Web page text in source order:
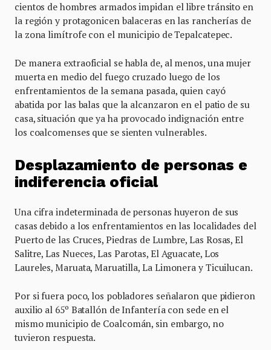
cientos de hombres armados impidan el libre tránsito en
la región y protagonicen balaceras en las rancherías de
la zona limítrofe con el municipio de Tepalcatepec.
De manera extraoficial se habla de, al menos, una mujer
muerta en medio del fuego cruzado luego de los
enfrentamientos de la semana pasada, quien cayó
abatida por las balas que la alcanzaron en el patio de su
casa, situación que ya ha provocado indignación entre
los coalcomenses que se sienten vulnerables.
Desplazamiento de personas e
indiferencia oficial
Una cifra indeterminada de personas huyeron de sus
casas debido a los enfrentamientos en las localidades del
Puerto de las Cruces, Piedras de Lumbre, Las Rosas, El
Salitre, Las Nueces, Las Parotas, El Aguacate, Los
Laureles, Maruata, Maruatilla, La Limonera y Ticuilucan.
Por si fuera poco, los pobladores señalaron que pidieron
auxilio al 65º Batallón de Infantería con sede en el
mismo municipio de Coalcomán, sin embargo, no
tuvieron respuesta.